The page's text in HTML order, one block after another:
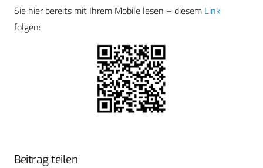
Sie hier bereits mit Ihrem Mobile lesen – diesem Link
folgen:
Beitrag teilen